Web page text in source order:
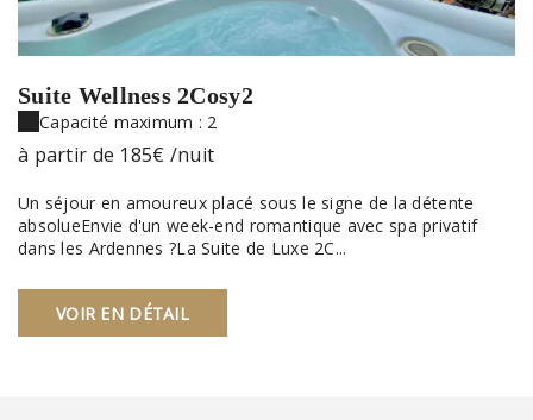
Suite Wellness 2Cosy2
Capacité maximum : 2
à partir de 185€ /nuit
Un séjour en amoureux placé sous le signe de la détente
absolueEnvie d'un week-end romantique avec spa privatif
dans les Ardennes ?La Suite de Luxe 2C...
VOIR EN DÉTAIL